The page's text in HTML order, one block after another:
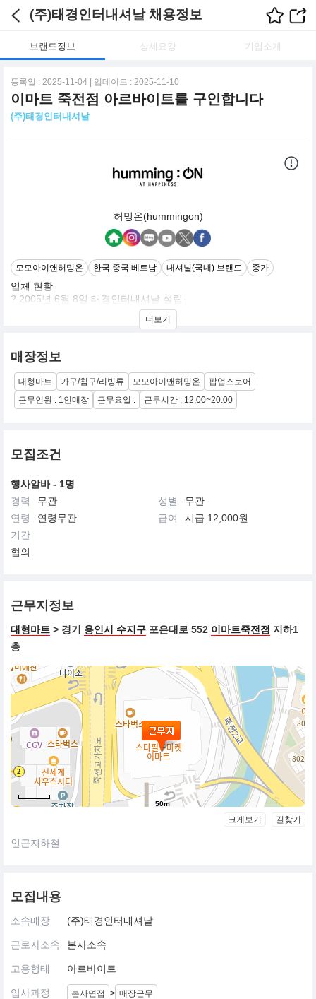
(주)태경인터내셔날 채용정보
브랜드정보 상세요강 기업소개
등록일 : 2025-11-04 | 업데이트 : 2025-11-10
이마트 죽전점 아르바이트를 구인합니다
(주)태경인터내셔날
허밍온(hummingon)
모모아이앤허밍온 한국 중국 베트남 내셔널(국내) 브랜드 중가
업체 현황
? 2005년 6월 8일 태경인터내셔날 설립
? 2006년 8월 8일 라붐 아울렛 오픈
? 2007년 5월 5일 홈플러스 울산점 오픈
? 2009년 7월 23일 홈플러스 의정부점 오픈
? 2011년 6월 8일 ㈜태경인터내셔날 법인 전환
12월 홈플러스 동반성장업체로 선정
? 2012년 이후 홈플러스 병점, 순천, 경산, 대구, 서대전, 서수원 오
픈
더보기
매장정보
대형마트 가구/침구/리빙류 모모아이앤허밍온
팝업스토어
근무인원 : 1인매장
근무요일 : 근무시간 : 12:00~20:00
모집조건
행사알바 - 1명
경력
무관 성별
무관
연령
연령무관 급여
시급 12,000원
기간
협의
근무지정보
대형마트 > 경기 용인시 수지구 포은대로 552 이마트죽전점 지하1
층
50m
크게보기 길찾기
인근지하철
모집내용
소속매장 (주)태경인터내셔날
근로자소속 본사소속
고용형태 아르바이트
입사과정 본사면접 > 매장근무